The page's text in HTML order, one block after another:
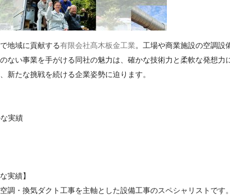
地域に貢献する有限会社髙木板金工業。工場や商業施設の空調設
ない事業を手がける同社の魅力は、確かな技術力と柔軟な発想力
新たな挑戦を続ける企業姿勢に迫ります。
実績
実績】
調・換気ダクト工事を主軸とした設備工事のスペシャリストです。